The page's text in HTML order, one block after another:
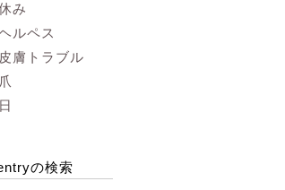
み
ルペス
膚トラブル
の検索